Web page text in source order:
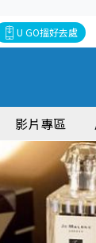
U GO搵好去處
影片專區